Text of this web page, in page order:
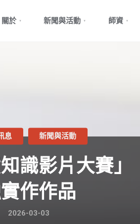
關於 新聞與活動 師資
識影片大賽
作作品
2026-03-03
息 新聞與活動